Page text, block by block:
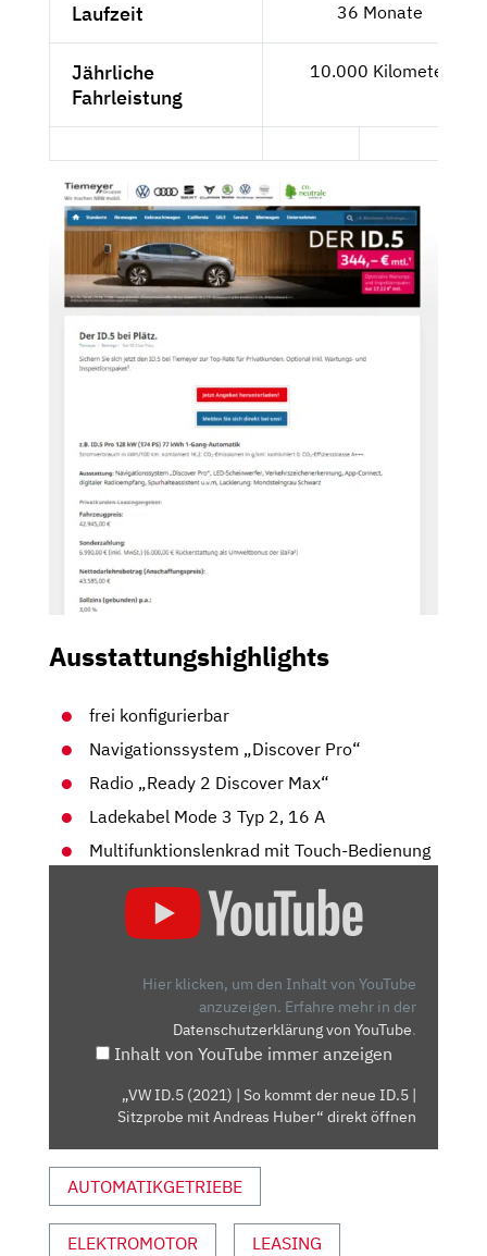
Laufzeit 36 Monate
Jährliche
Fahrleistung
10.000 Kilometer
Ausstattungshighlights
frei konfigurierbar
Navigationssystem „Discover Pro“
Radio „Ready 2 Discover Max“
Ladekabel Mode 3 Typ 2, 16 A
Multifunktionslenkrad mit Touch-Bedienung
MIT
ANDREAS
VON
Hier klicken, um den Inhalt von YouTube
anzuzeigen. Erfahre mehr in der
Datenschutzerklärung von YouTube.
Inhalt von YouTube immer anzeigen
„VW ID.5 (2021) | So kommt der neue ID.5 |
Sitzprobe mit Andreas Huber“ direkt öffnen
AUTOMATIKGETRIEBE
ELEKTROMOTOR LEASING